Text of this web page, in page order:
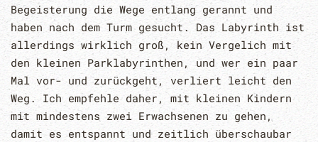
Begeisterung die Wege entlang gerannt und
haben nach dem Turm gesucht. Das Labyrinth ist
allerdings wirklich groß, kein Vergelich mit
den kleinen Parklabyrinthen, und wer ein paar
Mal vor- und zurückgeht, verliert leicht den
Weg. Ich empfehle daher, mit kleinen Kindern
mit mindestens zwei Erwachsenen zu gehen,
damit es entspannt und zeitlich überschaubar